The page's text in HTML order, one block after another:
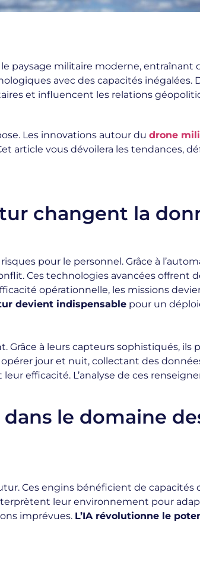
paysage militaire moderne, entraînant
avec des capacités inégalées.
et influencent les relations
Les innovations autour du drone
article vous dévoilera les tendances,
changent la
pour le personnel. Grâce à
Ces technologies avancées offrent
opérationnelle, les missions
devient indispensable pour un
à leurs capteurs sophistiqués, ils
jour et nuit, collectant des
efficacité. L’analyse de ces
le domaine
Ces engins bénéficient de capacités
leur environnement pour
imprévues. L’IA révolutionne le